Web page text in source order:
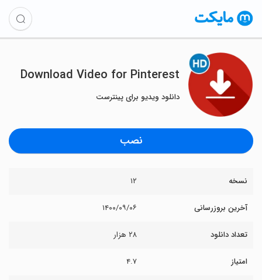
Download Video for Pinterest
دانلود ویدیو برای پینترست
نصب
نسخه ۱۲
آخرین بروزرسانی ۱۴۰۰/۰۹/۰۶
تعداد دانلود ۲۸ هزار
امتیاز ۴.۷